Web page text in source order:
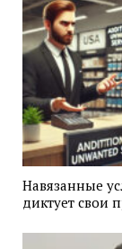
Навязанные
диктует свои